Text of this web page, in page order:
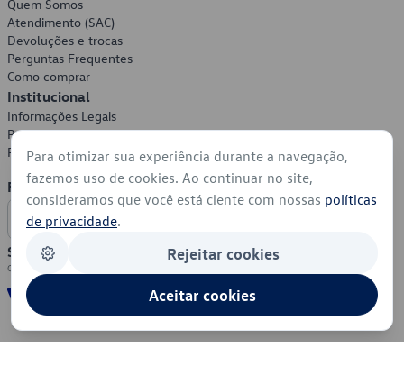
Quem Somos
Atendimento (SAC)
Devoluções e trocas
Perguntas Frequentes
Como comprar
Institucional
Informações Legais
Política de Privacidade
Política de Cookies
Formas de Pagamento
Segurança
Para otimizar sua experiência durante a navegação,
fazemos uso de cookies. Ao continuar no site,
consideramos que você está ciente com nossas políticas
de privacidade.
Rejeitar cookies
Aceitar cookies